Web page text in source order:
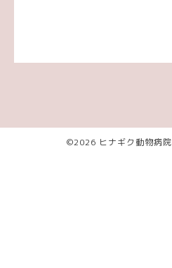
©2026 ヒナギク動物病院